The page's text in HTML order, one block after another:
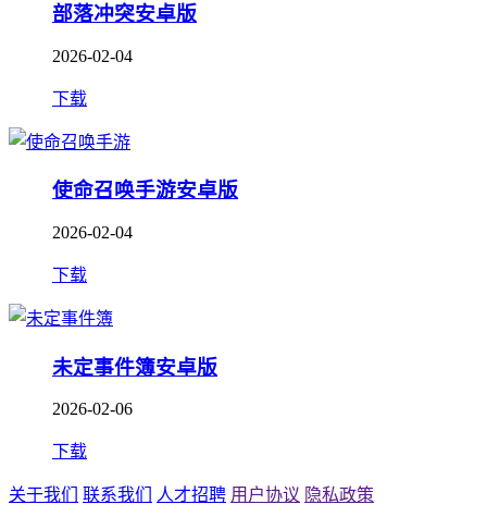
部落冲突安卓版
2026-02-04
下载
使命召唤手游安卓版
2026-02-04
下载
未定事件簿安卓版
2026-02-06
下载
关于我们 联系我们 人才招聘 用户协议 隐私政策